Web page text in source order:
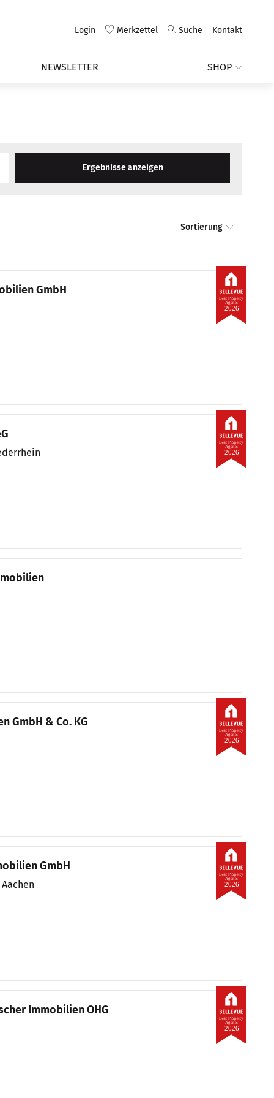
Login Merkzettel Suche Kontakt
NEWSLETTER SHOP
Ergebnisse anzeigen
Sortierung
GmbH
2026
Best Property
Agents
2026
Best Property
Agents
GmbH & Co. KG
2026
Best Property
Agents
GmbH
2026
Best Property
Agents
Immobilien OHG
2026
Best Property
Agents